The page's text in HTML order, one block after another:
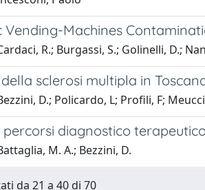
Machines
R.; Burgassi, S.; Golinelli, D.;
sclerosi multipla in
D.; Policardo, L; Profili, F;
percorsi diagnostico
M. A.; Bezzini, D.
da 21 a 40 di 70